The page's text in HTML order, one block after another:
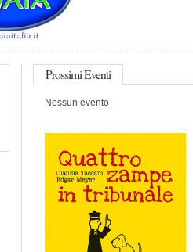
ProssimiEventi
Nessun evento